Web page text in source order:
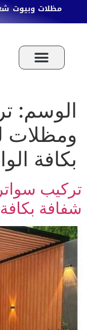
مظلات وبيوت
الوسم:
ومظلات
بكافة
تركيب
شفافة